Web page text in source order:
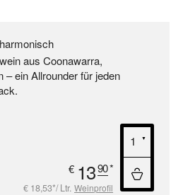
aus Coonawarra,
–ein Allrounder für jeden
€ 1390*
€ 18,53*/ Ltr. Weinprofil